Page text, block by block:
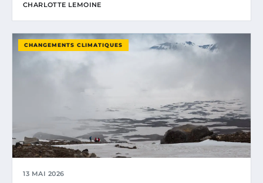
CHARLOTTE LEMOINE
CHANGEMENTS CLIMATIQUES
13 MAI 2026